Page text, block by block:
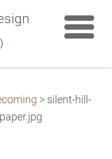
> silent-hill-